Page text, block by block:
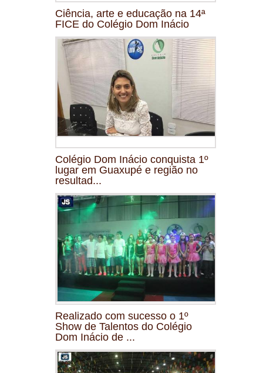
Ciência, arte e educação na 14ª
FICE do Colégio Dom Inácio
Colégio Dom Inácio conquista 1º
lugar em Guaxupé e região no
resultad...
Realizado com sucesso o 1º
Show de Talentos do Colégio
Dom Inácio de ...